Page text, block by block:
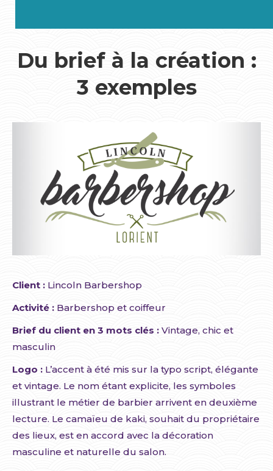
Du brief à la création :
3 exemples
Client : Lincoln Barbershop
Activité : Barbershop et coiffeur
Brief du client en 3 mots clés : Vintage, chic et
masculin
Logo : L’accent à été mis sur la typo script, élégante
et vintage. Le nom étant explicite, les symboles
illustrant le métier de barbier arrivent en deuxième
lecture. Le camaïeu de kaki, souhait du propriétaire
des lieux, est en accord avec la décoration
masculine et naturelle du salon.